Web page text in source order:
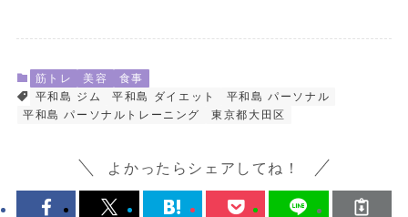
筋トレ 美容
食事
平和島 ジム
平和島 ダイエット
平和島 パーソナル
平和島 パーソナルトレーニング
東京都大田区
よかったらシェアしてね！